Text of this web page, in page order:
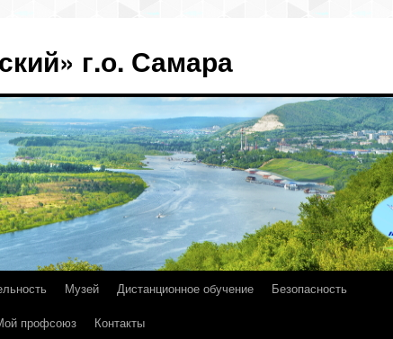
г.о. Самара
Музей Дистанционное обучение
Безопасность
профсоюз Контакты